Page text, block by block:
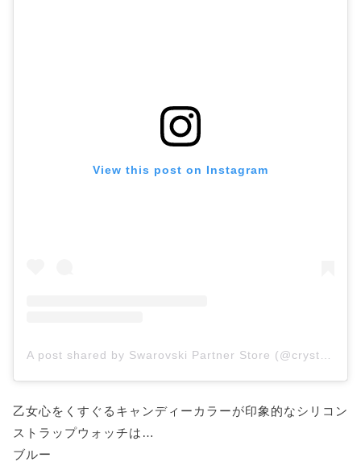
View this post on Instagram
乙女心をくすぐるキャンディーカラーが印象的なシリコン
ストラップウォッチは…
ブルー